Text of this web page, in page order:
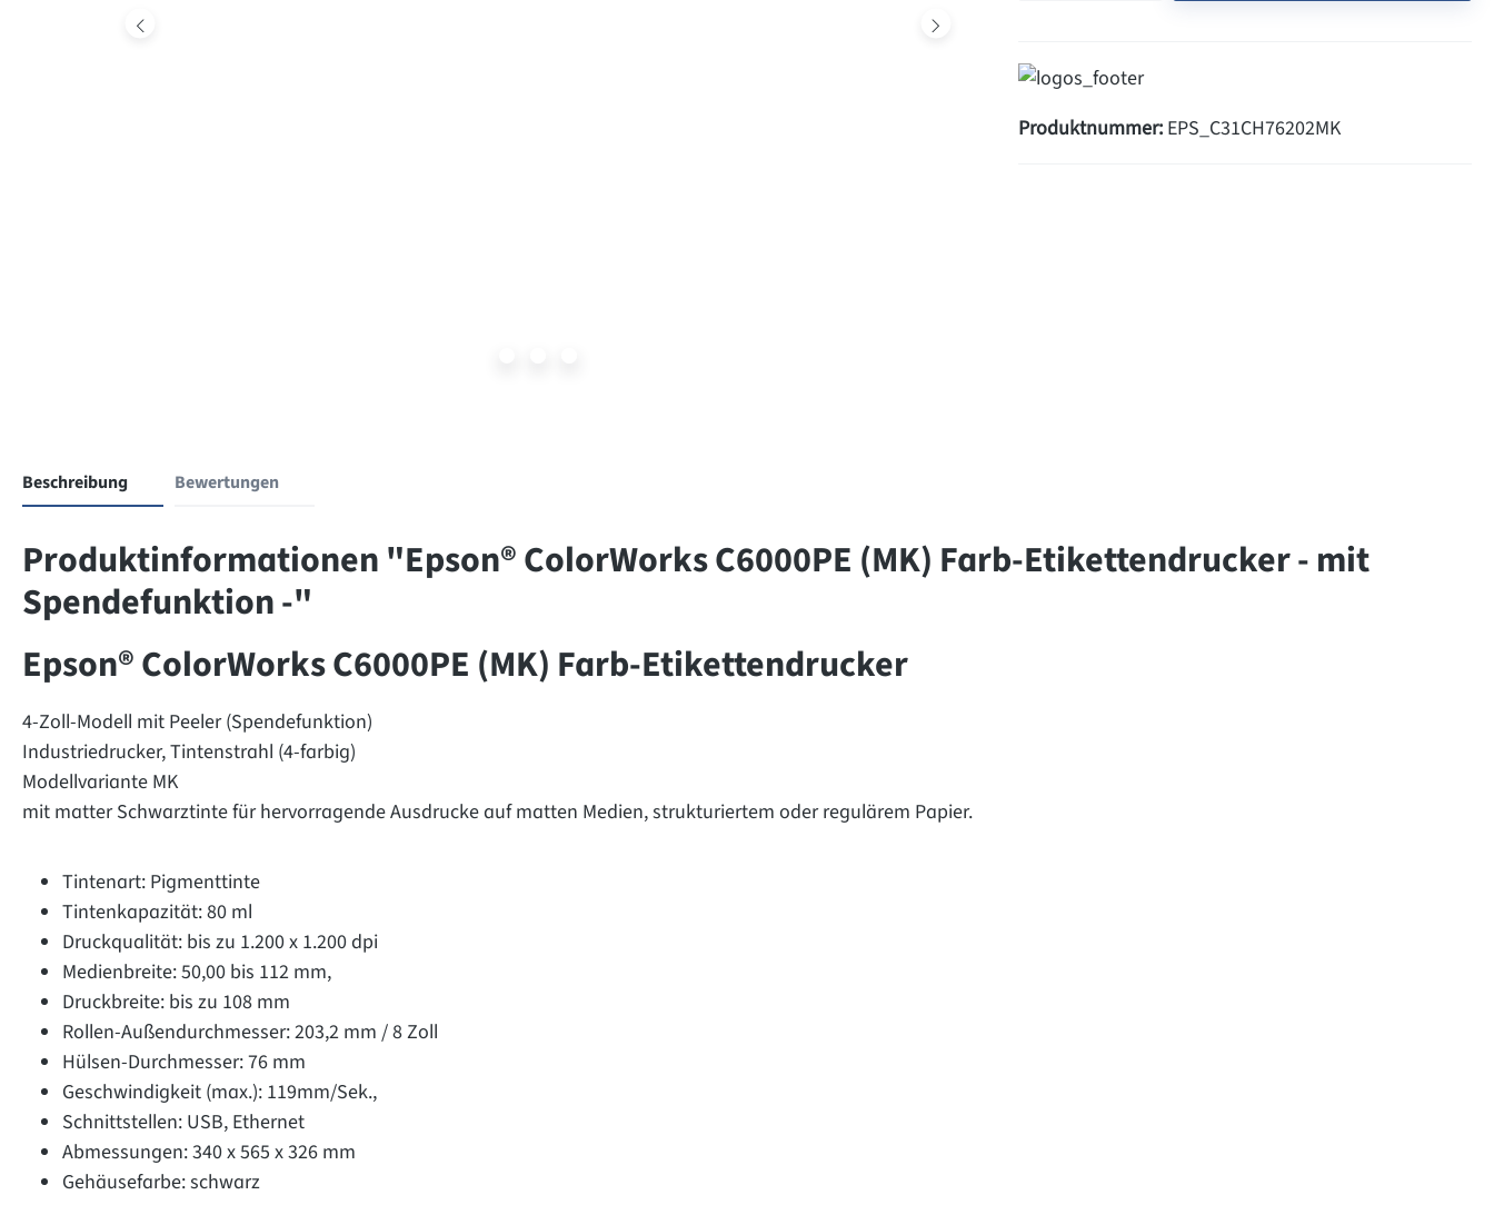
Produktnummer: EPS_C31CH76202MK
Beschreibung Bewertungen
Produktinformationen "Epson® ColorWorks C6000PE (MK) Farb-Etikettendrucker - mit
Spendefunktion -"
Epson® ColorWorks C6000PE (MK) Farb-Etikettendrucker
4-Zoll-Modell mit Peeler (Spendefunktion)
Industriedrucker, Tintenstrahl (4-farbig)
Modellvariante MK
mit matter Schwarztinte für hervorragende Ausdrucke auf matten Medien, strukturiertem oder regulärem Papier.
Tintenart: Pigmenttinte
Tintenkapazität: 80 ml
Druckqualität: bis zu 1.200 x 1.200 dpi
Medienbreite: 50,00 bis 112 mm,
Druckbreite: bis zu 108 mm
Rollen-Außendurchmesser: 203,2 mm / 8 Zoll
Hülsen-Durchmesser: 76 mm
Geschwindigkeit (max.): 119mm/Sek.,
Schnittstellen: USB, Ethernet
Abmessungen: 340 x 565 x 326 mm
Gehäusefarbe: schwarz